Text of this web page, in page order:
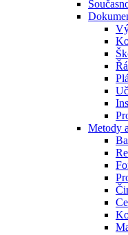
Metody